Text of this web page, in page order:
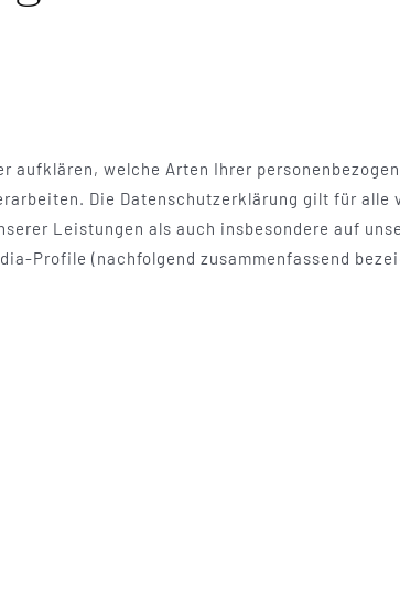
welche Arten Ihrer
Die Datenschutzerklärung gilt für alle
Leistungen als auch insbesondere auf
Profile (nachfolgend zusammenfassend